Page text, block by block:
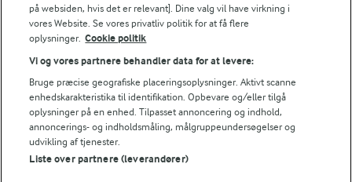
© 2026 Arla Foods
Vælg en anden cookies
på websiden, hvis det er relevant]. Dine valg vil have virkning i
vores Website. Se vores privatliv politik for at få flere
oplysninger. Cookie politik
Vi og vores partnere behandler data for at levere:
Bruge præcise geografiske placeringsoplysninger. Aktivt scanne
enhedskarakteristika til identifikation. Opbevare og/eller tilgå
oplysninger på en enhed. Tilpasset annoncering og indhold,
annoncerings- og indholdsmåling, målgruppeundersøgelser og
udvikling af tjenester.
Liste over partnere (leverandører)